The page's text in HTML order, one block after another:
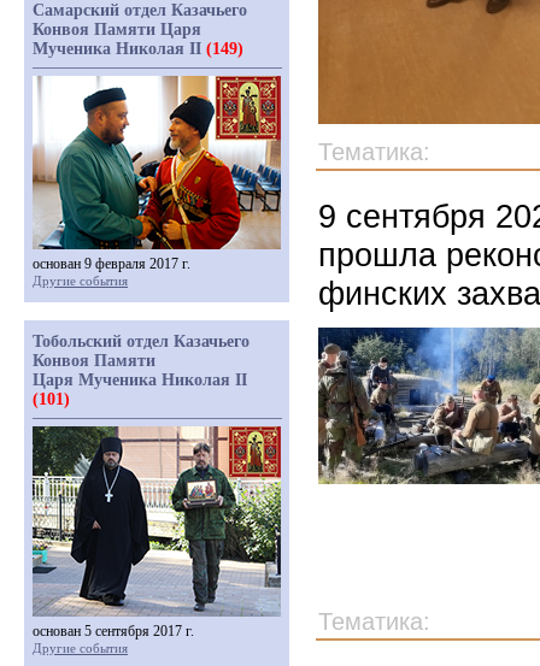
Тематика:
9 сентября
прошла
финских
Тематика:
Самарский отдел Казачьего
Конвоя Памяти Царя
Мученика Николая II (149)
основан 9 февраля 2017 г.
Другие события
Тобольский отдел Казачьего
Конвоя Памяти
Царя Мученика Николая II
(101)
основан 5 сентября 2017 г.
Другие события